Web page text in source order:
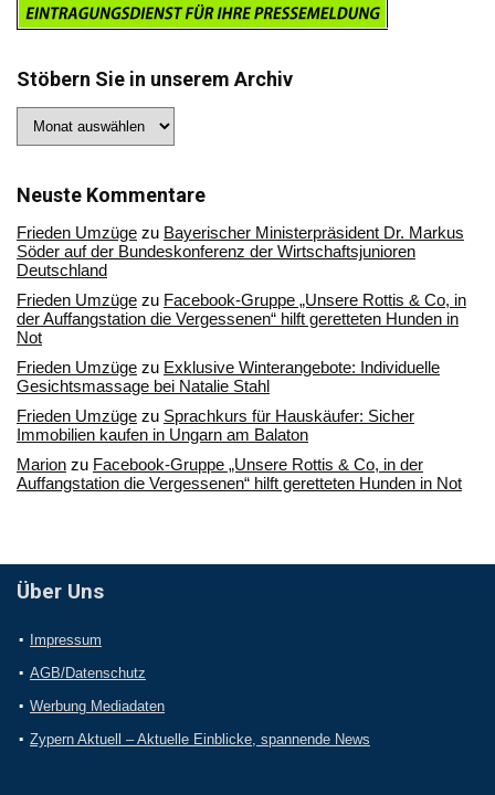
Stöbern Sie in unserem Archiv
Sie
Archiv
Neuste Kommentare
Frieden Umzüge zu Bayerischer Ministerpräsident Dr. Markus
Söder auf der Bundeskonferenz der Wirtschaftsjunioren
Deutschland
Frieden Umzüge zu Facebook-Gruppe „Unsere Rottis & Co, in
der Auffangstation die Vergessenen“ hilft geretteten Hunden in
Not
Frieden Umzüge zu Exklusive Winterangebote: Individuelle
Gesichtsmassage bei Natalie Stahl
Frieden Umzüge zu Sprachkurs für Hauskäufer: Sicher
Immobilien kaufen in Ungarn am Balaton
Marion zu Facebook-Gruppe „Unsere Rottis & Co, in der
Auffangstation die Vergessenen“ hilft geretteten Hunden in Not
Über Uns
Impressum
AGB/Datenschutz
Werbung Mediadaten
Zypern Aktuell – Aktuelle Einblicke, spannende News